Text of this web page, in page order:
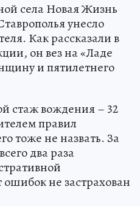
села Новая Жизнь
унесло
Как рассказали в
он вез на «Ладе
и пятилетнего
стаж вождения – 32
правил
тоже не назвать. За
два раза
ошибок не застрахован